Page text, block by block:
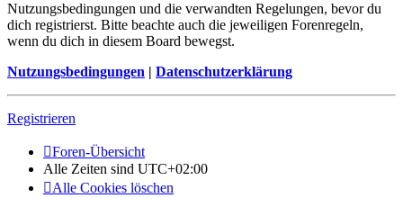
Nutzungsbedingungen und die verwandten Regelungen, bevor du
dich registrierst. Bitte beachte auch die jeweiligen Forenregeln,
wenn du dich in diesem Board bewegst.
Nutzungsbedingungen | Datenschutzerklärung
Registrieren
Foren-Übersicht
Alle Zeiten sind UTC+02:00
Alle Cookies löschen